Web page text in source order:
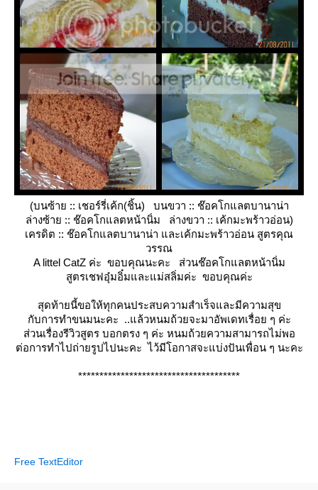
(บนซ้าย :: เชอร์รี่เค้ก(ชิ้น) บนขวา :: ช๊อคโกแลตบานาน่า
ล่างซ้าย :: ช๊อคโกแลตหน้านิ่ม ล่างขวา :: เค้กมะพร้าวอ่อน)
เครดิต :: ช๊อคโกแลตบานาน่า และเค้กมะพร้าวอ่อน สูตรคุณ
วรรณ
A littel CatZ ค่ะ ขอบคุณนะคะ ส่วนช๊อคโกแลตหน้านิ่ม
สูตรเชฟอุ๋มอิ๋มและแม่สลิ่มค่ะ ขอบคุณค่ะ
สุดท้ายนี้ขอให้ทุกคนประสบความสำเร็จและมีความสุข
กับการทำขนมนะคะ ..แล้วหนมถ้วยจะมาอัพเดทเรื่อย ๆ ค่ะ
ส่วนเรื่องรีวิวสูตร บอกตรง ๆ ค่ะ หนมถ้วยความสามารถไม่พอ
ต่อการทำไปถ่ายรูปไปนะคะ ไว้มีโอกาสจะแบ่งปันเพื่อน ๆ นะคะ
**************************************
Free TextEditor